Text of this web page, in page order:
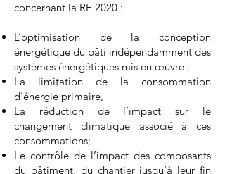
concernant la RE 2020 :
L’optimisation de la conception
énergétique du bâti indépendamment des
systèmes énergétiques mis en œuvre ;
La limitation de la consommation
d’énergie primaire,
La réduction de l’impact sur le
changement climatique associé à ces
consommations;
Le contrôle de l’impact des composants
du bâtiment, du chantier jusqu’à leur fin